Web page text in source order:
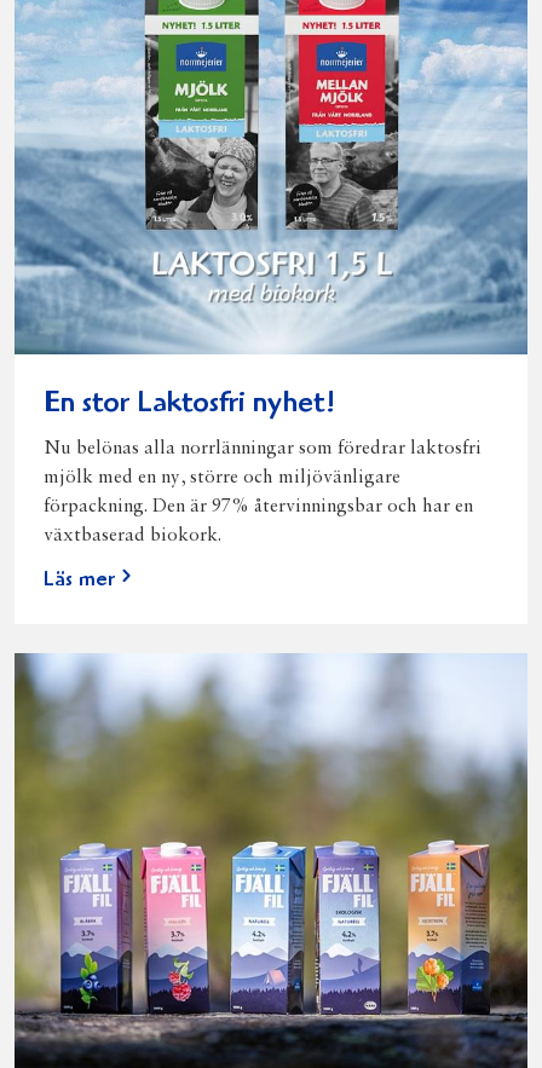
En stor Laktosfri nyhet!
Nu belönas alla norrlänningar som föredrar laktosfri
mjölk med en ny, större och miljövänligare
förpackning. Den är 97% återvinningsbar och har en
växtbaserad biokork.
Läs mer